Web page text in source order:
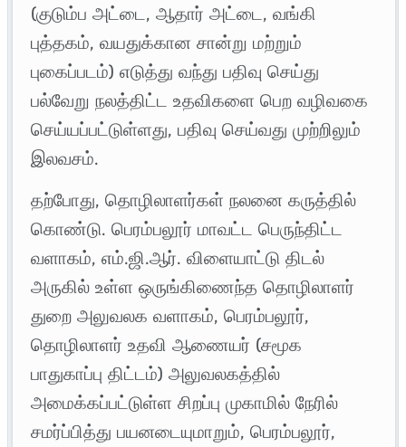
(குடும்ப அட்டை, ஆதார் அட்டை, வங்கி
புத்தகம், வயதுக்கான சான்று மற்றும்
புகைப்படம்) எடுத்து வந்து பதிவு செய்து
பல்வேறு நலத்திட்ட உதவிகளை பெற வழிவகை
செய்யப்பட்டுள்ளது, பதிவு செய்வது முற்றிலும்
இலவசம்.
தற்போது, தொழிலாளர்கள் நலனை கருத்தில்
கொண்டு. பெரம்பலூர் மாவட்ட பெருந்திட்ட
வளாகம், எம்.ஜி.ஆர். விளையாட்டு திடல்
அருகில் உள்ள ஒருங்கிணைந்த தொழிலாளர்
துறை அலுவலக வளாகம், பெரம்பலூர்,
தொழிலாளர் உதவி ஆணையர் (சமூக
பாதுகாப்பு திட்டம்) அலுவலகத்தில்
அமைக்கப்பட்டுள்ள சிறப்பு முகாமில் நேரில்
சமர்ப்பித்து பயனடையுமாறும், பெரம்பலூர்,